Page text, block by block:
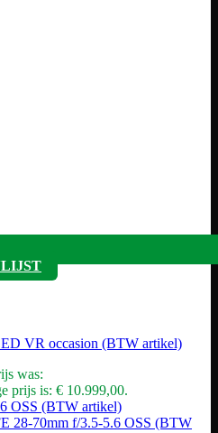
VR occasion (BTW artikel)
was:
prijs is: € 10.999,00.